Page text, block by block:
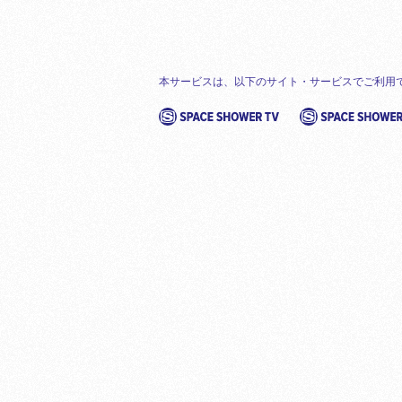
本サービスは、以下のサイト・サービスでご利用